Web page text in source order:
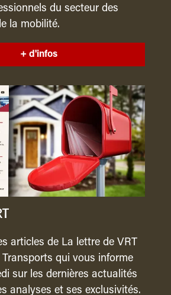
du secteur des
la mobilité.
+ d'infos
articles de La lettre de VRT
qui vous informe
sur les dernières actualités
analyses et ses exclusivités.